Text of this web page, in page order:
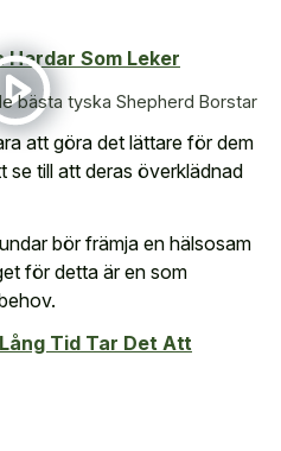
Herdar Som Leker
bästa tyska Shepherd Borstar
att göra det lättare för dem
se till att deras överklädnad
bör främja en hälsosam
för detta är en som
Tid Tar Det Att